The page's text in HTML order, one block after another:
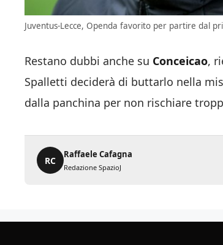
Juventus-Lecce, Openda favorito per partire dal
Restano dubbi anche su Conceicao,
Spalletti deciderà di buttarlo nella
dalla panchina per non rischiare
RC
Raffaele Cafagna
Redazione SpazioJ